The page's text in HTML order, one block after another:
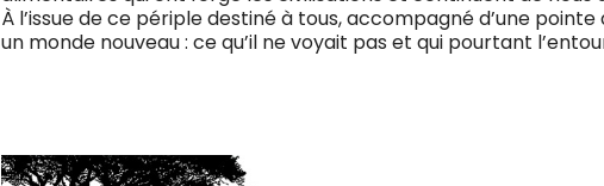
À l’issue de ce périple destiné à tous, accompagné d’une
un monde nouveau : ce qu’il ne voyait pas et qui pourtant